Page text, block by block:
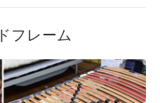
フレーム